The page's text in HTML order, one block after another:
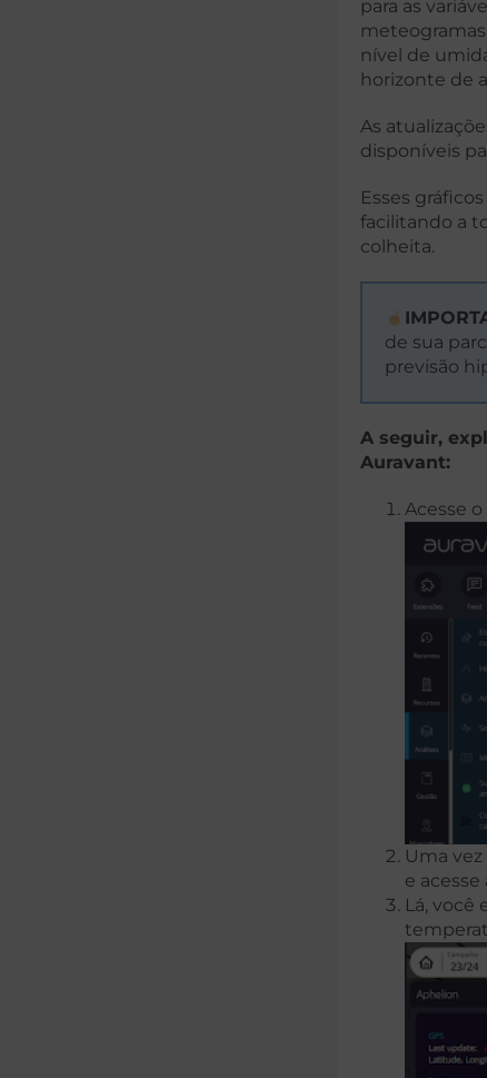
para as
nível de
horizonte de
As
disponíveis
Esses
facilitando a
colheita.
de sua
previsão
A seguir,
Auravant:
Acesse
Uma
e
Lá, você